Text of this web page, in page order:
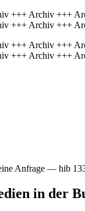
+++ Archiv +++
+++ Archiv +++
+++ Archiv +++
+++ Archiv +++
Anfrage — hib
in der